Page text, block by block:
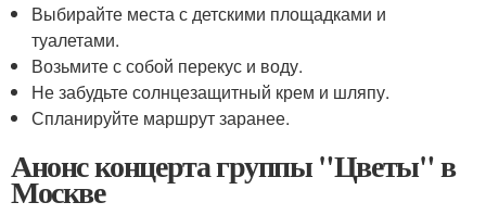
Выбирайте места с детскими площадками и
туалетами.
Возьмите с собой перекус и воду.
Не забудьте солнцезащитный крем и шляпу.
Спланируйте маршрут заранее.
Анонс концерта группы "Цветы" в
Москве